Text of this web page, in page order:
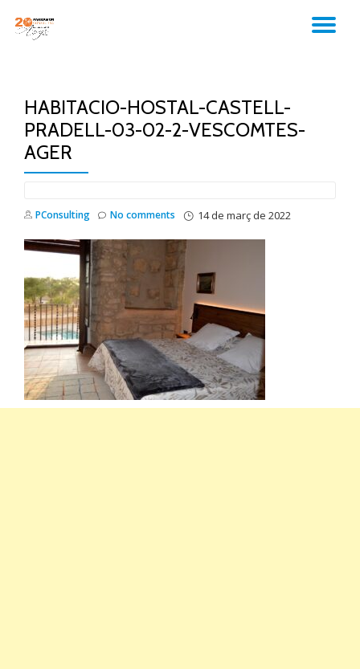
HABITACIO-HOSTAL-CASTELL-
PRADELL-03-02-2-VESCOMTES-
AGER
PConsulting 14 de març de 2022
No comments